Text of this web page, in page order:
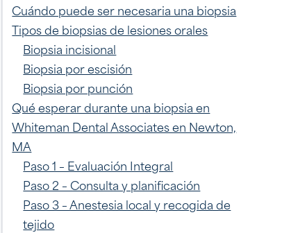
Cuándo puede ser necesaria una biopsia
Tipos de biopsias de lesiones orales
Biopsia incisional
Biopsia por escisión
Biopsia por punción
Qué esperar durante una biopsia en
Whiteman Dental Associates en Newton,
MA
Paso 1 – Evaluación Integral
Paso 2 – Consulta y planificación
Paso 3 – Anestesia local y recogida de
tejido